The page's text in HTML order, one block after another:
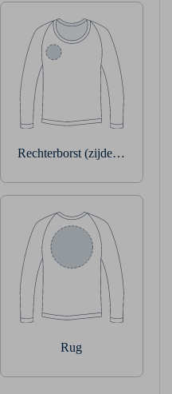
Rechterborst (zijde
Rug